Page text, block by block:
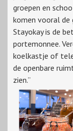
groepen en
komen vooral de
Stayokay is de
portemonnee.
koelkastje of
de openbare
zien.”